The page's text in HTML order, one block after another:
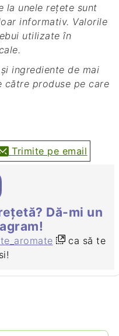
informativ. Valorile
utilizate în
produse pe care
Trimite pe email
Dă-mi un
ca să te